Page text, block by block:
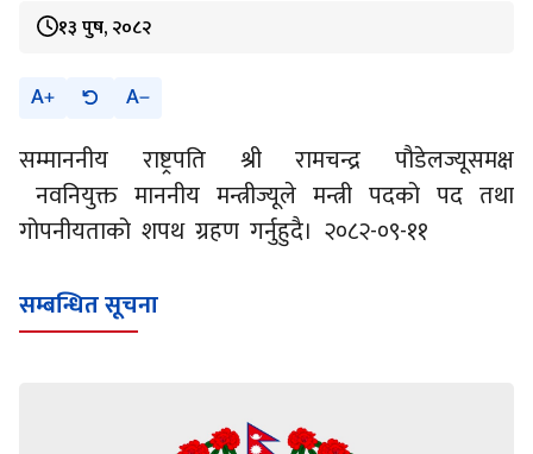
१३ पुष, २०८२
A A
सम्माननीय राष्ट्रपति श्री रामचन्द्र पौडेलज्यूसमक्ष
नवनियुक्त माननीय मन्त्रीज्यूले मन्त्री पदको पद तथा
गोपनीयताको शपथ ग्रहण गर्नुहुदै। २०८२-०९-११
सम्बन्धित सूचना